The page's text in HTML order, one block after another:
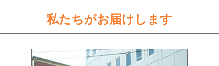
私たちがお届けします